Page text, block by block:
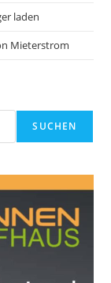
laden
Mieterstrom
SUCHEN